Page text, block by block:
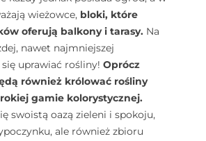
wieżowce, bloki, które
oferują balkony i tarasy. Na
nawet najmniejszej
uprawiać rośliny! Oprócz
również królować rośliny
gamie kolorystycznej.
swoistą oazą zieleni i spokoju,
ale również zbioru